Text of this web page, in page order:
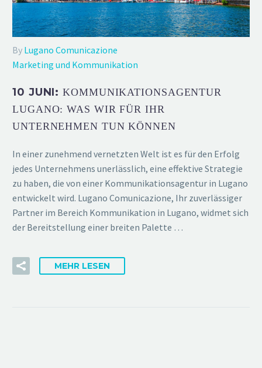
By Lugano Comunicazione
Marketing und Kommunikation
10 JUNI:KOMMUNIKATIONSAGENTUR
LUGANO: WAS WIR FÜR IHR
UNTERNEHMEN TUN KÖNNEN
In einer zunehmend vernetzten Welt ist es für den Erfolg
jedes Unternehmens unerlässlich, eine effektive Strategie
zu haben, die von einer Kommunikationsagentur in Lugano
entwickelt wird. Lugano Comunicazione, Ihr zuverlässiger
Partner im Bereich Kommunikation in Lugano, widmet sich
der Bereitstellung einer breiten Palette …
MEHR LESEN